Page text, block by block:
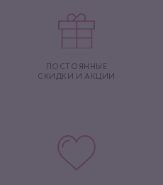
ПОСТОЯННЫЕ
СКИДКИ И АКЦИИ